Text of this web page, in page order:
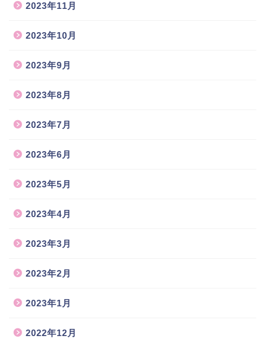
2023年11月
2023年10月
2023年9月
2023年8月
2023年7月
2023年6月
2023年5月
2023年4月
2023年3月
2023年2月
2023年1月
2022年12月